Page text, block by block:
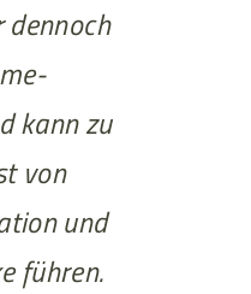
dennoch
kann zu
von
und
führen.